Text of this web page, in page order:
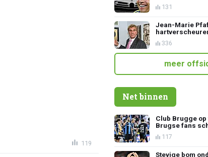
119
131
Jean-Marie
336
meer
Net binnen
Club Brugge
Brugse fans
117
Stevige bom